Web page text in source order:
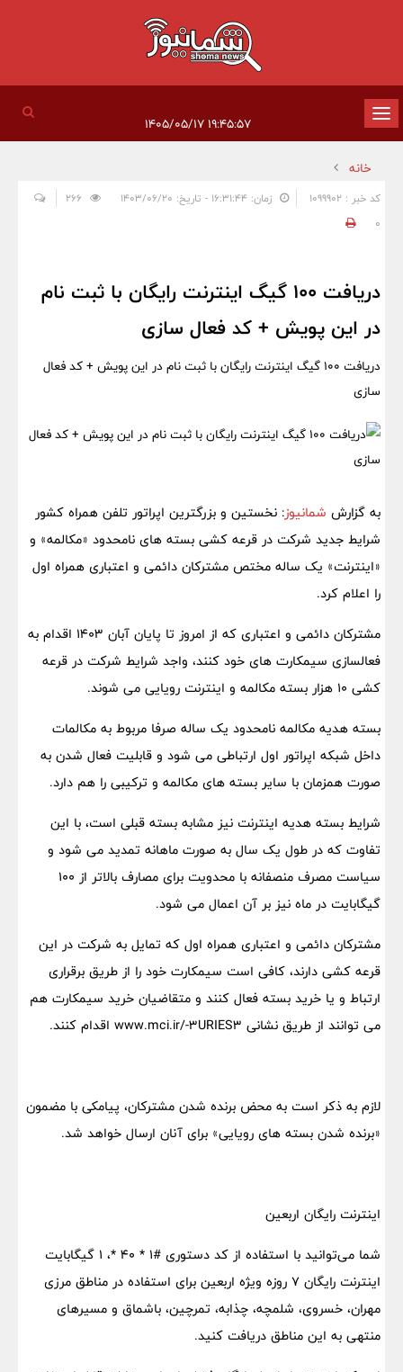
تغییر
وضعیت
ناوبری
۱۹:۴۵:۵۷ ۱۴۰۵/۰۵/۱۷
خانه
کد خبر : 1099902 زمان: ۱۶:۳۱:۴۴ - تاریخ: ۱۴۰۳/۰۶/۲۰
0
دریافت 100 گیگ اینترنت رایگان با ثبت نام
در این پویش + کد فعال سازی
دریافت 100 گیگ اینترنت رایگان با ثبت نام در این پویش + کد فعال
سازی
به گزارش شمانیوز: نخستین و بزرگترین اپراتور تلفن همراه کشور
شرایط جدید شرکت در قرعه کشی بسته های نامحدود «مکالمه» و
«اینترنت» یک ساله مختص مشترکان دائمی و اعتباری همراه اول
را اعلام کرد.
مشترکان دائمی و اعتباری که از امروز تا پایان آبان ۱۴۰۳ اقدام به
فعالسازی سیمکارت های خود کنند، واجد شرایط شرکت در قرعه
کشی ۱۰ هزار بسته مکالمه و اینترنت رویایی می شوند.
بسته هدیه مکالمه نامحدود یک ساله صرفا مربوط به مکالمات
داخل شبکه اپراتور اول ارتباطی می شود و قابلیت فعال شدن به
صورت همزمان با سایر بسته های مکالمه و ترکیبی را هم دارد.
شرایط بسته هدیه اینترنت نیز مشابه بسته قبلی است، با این
تفاوت که در طول یک سال به صورت ماهانه تمدید می شود و
سیاست مصرف منصفانه با محدویت برای مصارف بالاتر از ۱۰۰
گیگابایت در ماه نیز بر آن اعمال می شود.
مشترکان دائمی و اعتباری همراه اول که تمایل به شرکت در این
قرعه کشی دارند، کافی است سیمکارت خود را از طریق برقراری
ارتباط و یا خرید بسته فعال کنند و متقاضیان خرید سیمکارت هم
می توانند از طریق نشانی www.mci.ir/-۳URIES۳ اقدام کنند.
لازم به ذکر است به محض برنده شدن مشترکان، پیامکی با مضمون
«برنده شدن بسته های رویایی» برای آنان ارسال خواهد شد.
اینترنت رایگان اربعین
شما می‌توانید با استفاده از کد دستوری #۱ * ۴۰ *، ۱ گیگابایت
اینترنت رایگان ۷ روزه ویژه اربعین برای استفاده در مناطق مرزی
مهران، خسروی، شلمچه، چذابه، تمرچین، باشماق و مسیرهای
منتهی به این مناطق دریافت کنید.